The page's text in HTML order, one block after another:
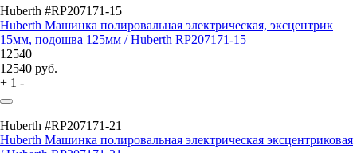
Huberth #RP207171-15
Huberth Машинка полировальная электрическая, эксцентрик
15мм, подошва 125мм / Huberth RP207171-15
12540
12540 руб.
+ 1 -
Huberth #RP207171-21
Huberth Машинка полировальная электрическая эксцентриковая